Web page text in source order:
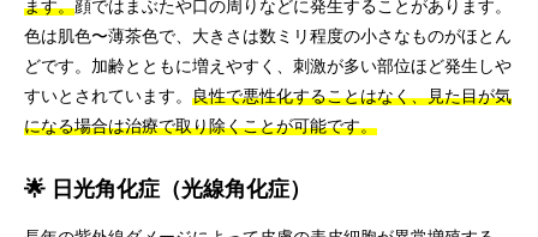
ます。顔ではまぶたや口の周りなどに発生することがあります。
色は肌色〜薄茶色で、大きさは数ミリ程度の小さなものがほとん
どです。加齢とともに増えやすく、刺激が多い部位ほど発生しや
すいとされています。 良性で悪性化することはなく、見た目が気
になる場合は治療で取り除くことが可能です。
🌟 日光角化症（光線角化症）